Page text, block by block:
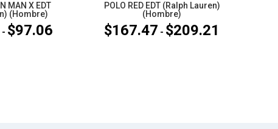
MAN X EDT
(Hombre)
- $97.06
POLO RED EDT (Ralph Lauren)
(Hombre)
$167.47 - $209.21